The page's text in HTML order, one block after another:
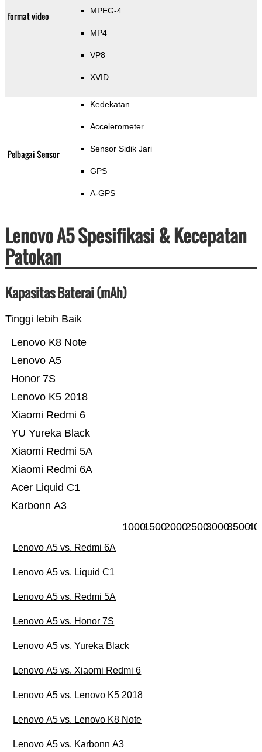
format video MPEG-4
MP4
VP8
XVID
Pelbagai Sensor
Kedekatan
Accelerometer
Sensor Sidik Jari
GPS
A-GPS
Lenovo A5 Spesifikasi & Kecepatan
Patokan
Kapasitas Baterai (mAh)
Tinggi lebih Baik
Karbonn A3
Acer Liquid C1
Xiaomi Redmi 6A
Xiaomi Redmi 5A
YU Yureka Black
Xiaomi Redmi 6
Lenovo K5 2018
Honor 7S
Lenovo A5
Lenovo K8 Note
100015002000250030003500
Lenovo A5 vs. Redmi 6A
Lenovo A5 vs. Liquid C1
Lenovo A5 vs. Redmi 5A
Lenovo A5 vs. Honor 7S
Lenovo A5 vs. Yureka Black
Lenovo A5 vs. Xiaomi Redmi 6
Lenovo A5 vs. Lenovo K5 2018
Lenovo A5 vs. Lenovo K8 Note
Lenovo A5 vs. Karbonn A3